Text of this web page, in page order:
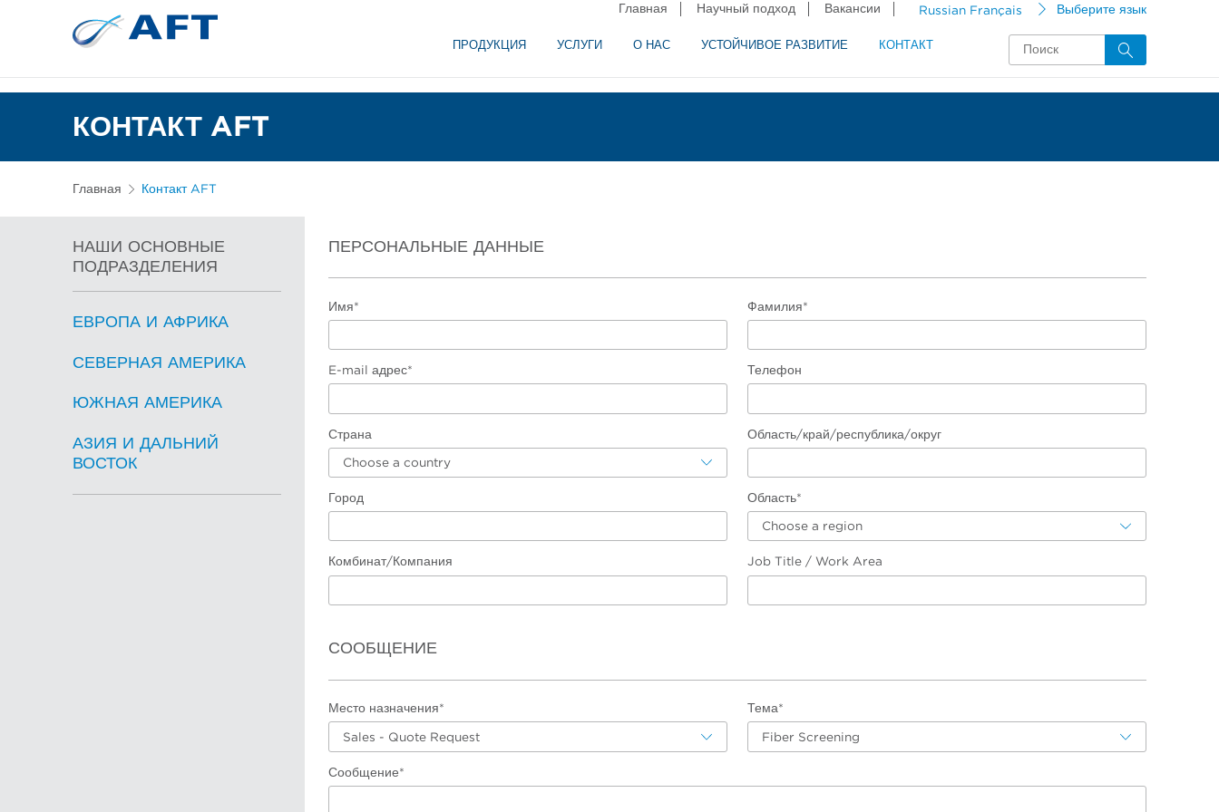
Russian Français Выберите язык
Главная Научный подход Вакансии
ПРОДУКЦИЯ УСЛУГИ О НАС УСТОЙЧИВОЕ РАЗВИТИЕ КОНТАКТ
КОНТАКТ AFT
Главная Контакт AFT
НАШИ ОСНОВНЫЕ
ПОДРАЗДЕЛЕНИЯ
ЕВРОПА И АФРИКА
СЕВЕРНАЯ АМЕРИКА
ЮЖНАЯ АМЕРИКА
АЗИЯ И ДАЛЬНИЙ
ВОСТОК
ПЕРСОНАЛЬНЫЕ ДАННЫЕ
Имя* Фамилия*
E-mail адрес* Телефон
Страна
Choose a country
Область/край/республика/округ
Город Область*
Choose a region
Комбинат/Компания Job Title / Work Area
СООБЩЕНИЕ
Место назначения*
Sales - Quote Request
Тема*
Fiber Screening
Сообщение*